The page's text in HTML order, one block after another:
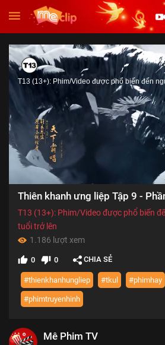
T13 (13+): Phim/Video được phổ biến đến
Thiên khanh ưng liệp Tập 9 -
T13 (13+): Phim/Video được phổ biến
tuổi trở lên
1.186 lượt xem
0 0 CHIA SẺ
#thienkhanhungliep #tkul #phimhay
#phimtruyenhinh
Mê Phim TV